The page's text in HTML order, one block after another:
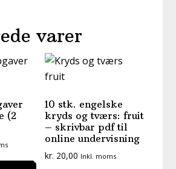
varer
(2
10 stk. engelske
kryds og tværs: fruit
– skrivbar pdf til
online undervisning
kr. 20,00 Inkl. moms